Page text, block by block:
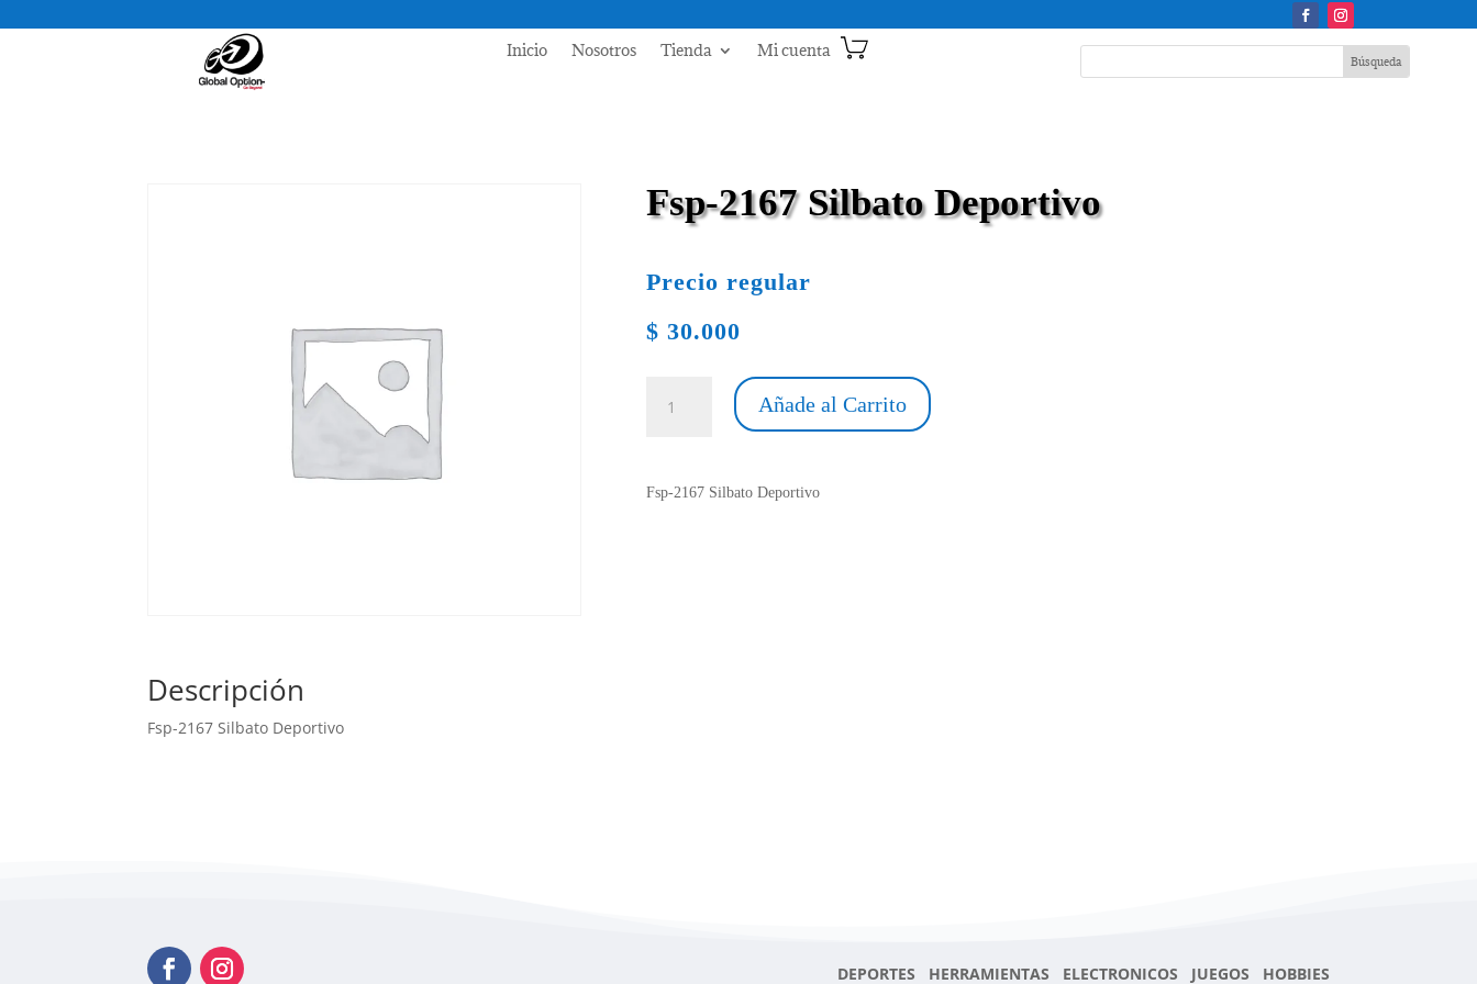
Inicio Nosotros Tienda Mi cuenta
Fsp-2167 Silbato Deportivo
Precio regular
$ 30.000
2167
cantidad
Añade al Carrito
Fsp-2167 Silbato Deportivo
Descripción
Fsp-2167 Silbato Deportivo
DEPORTES HERRAMIENTAS ELECTRONICOS JUEGOS HOBBIES